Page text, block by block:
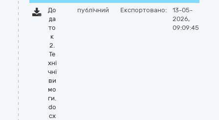
До
да
то
к
2.
Те
хні
чні
ви
мо
ги.
do
cx
публічний Експортовано:
13-05-
2026,
09:09:45